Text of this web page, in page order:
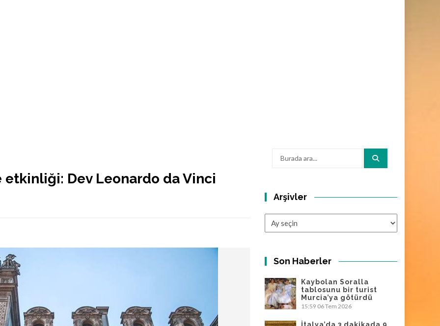
etkinliği: Dev Leonardo da Vinci
Arşivler
Son Haberler
Kaybolan Soralla
tablosunu bir turist
Murcia’ya götürdü
15:59 06 Tem 2026